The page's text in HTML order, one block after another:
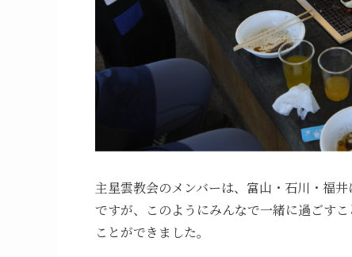
主星雲教会のメンバーは、富山・石川・福
ですが、このようにみんなで一緒に過ごす
ことができました。